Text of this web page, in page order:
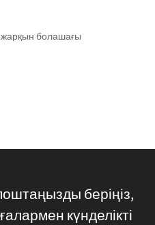
болашағы
беріңіз,
күнделікті